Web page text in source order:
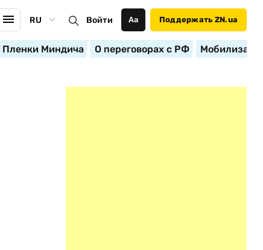
RU Войти Аа Поддержать ZN.ua
Пленки Миндича О переговорах с РФ